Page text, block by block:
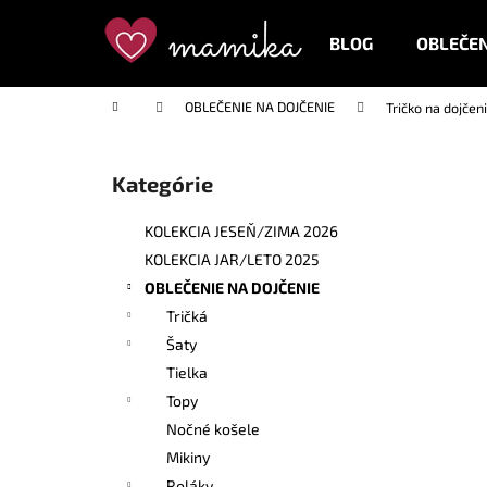
BLOG
Domov OBLEČENIE NA DOJČENIE Tričko na
Preskočiť
kategórie
Kategórie
KOLEKCIA JESEŇ/ZIMA 2026
KOLEKCIA JAR/LETO 2025
OBLEČENIE NA DOJČENIE
Tričká
Šaty
Tielka
Topy
Nočné košele
Mikiny
í
do
do